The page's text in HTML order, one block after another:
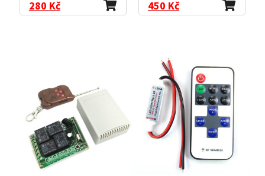
280 Kč 450 Kč